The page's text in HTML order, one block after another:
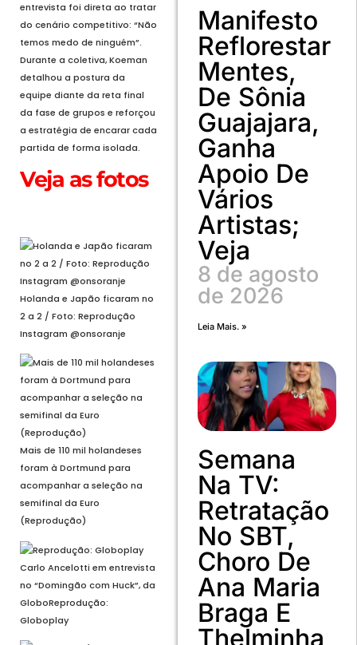
entrevista foi direta ao tratar
do cenário competitivo: “Não
temos medo de ninguém”.
Durante a coletiva, Koeman
detalhou a postura da
equipe diante da reta final
da fase de grupos e reforçou
a estratégia de encarar cada
partida de forma isolada.
Veja as fotos
Holanda e Japão ficaram no
2 a 2 / Foto: Reprodução
Instagram @onsoranje
Mais de 110 mil holandeses
foram à Dortmund para
acompanhar a seleção na
semifinal da Euro
(Reprodução)
Carlo Ancelotti em entrevista
no “Domingão com Huck”, da
GloboReprodução:
Globoplay
Manifesto
Reflorestar
Mentes,
De Sônia
Guajajara,
Ganha
Apoio De
Vários
Artistas;
Veja
8 de agosto
de 2026
Leia Mais. »
Semana
Na TV:
Retratação
No SBT,
Choro De
Ana Maria
Braga E
Thelminha